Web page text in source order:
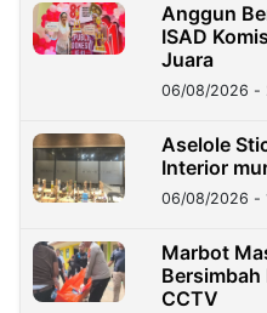
Anggun
ISAD
Juara
06/08/2026 -
Aselole
Interior
06/08/2026 -
Marbot
Bersimbah
CCTV